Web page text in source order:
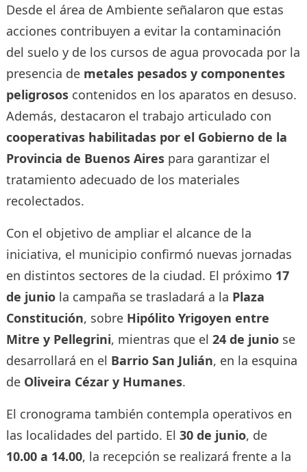
Desde el área de Ambiente señalaron que estas
acciones contribuyen a evitar la contaminación
del suelo y de los cursos de agua provocada por la
presencia de metales pesados y componentes
peligrososcontenidos en los aparatos en desuso.
Además, destacaron el trabajo articulado con
cooperativas habilitadas por el Gobierno de la
Provincia de Buenos Airespara garantizar el
tratamiento adecuado de los materiales
recolectados.
Con el objetivo de ampliar el alcance de la
iniciativa, el municipio confirmó nuevas jornadas
en distintos sectores de la ciudad. El próximo 17
de juniola campaña se trasladará a la Plaza
Constitución, sobre Hipólito Yrigoyen entre
Mitre y Pellegrini, mientras que el 24 de juniose
desarrollará en el Barrio San Julián, en la esquina
de Oliveira Cézar y Humanes.
El cronograma también contempla operativos en
las localidades del partido. El 30 de junio, de
10.00 a 14.00, la recepción se realizará frente a la